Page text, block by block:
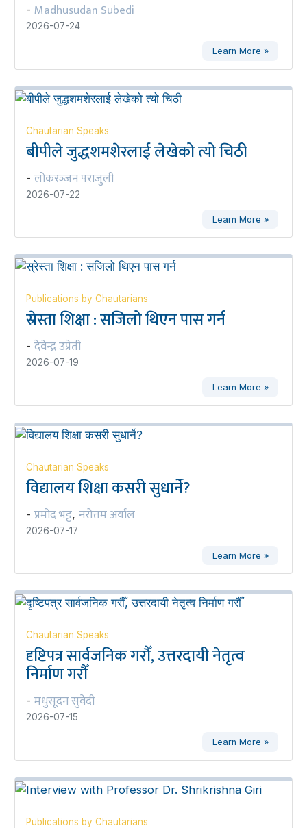
- Madhusudan Subedi
2026-07-24
Learn More »
Chautarian Speaks
बीपीले जुद्धशमशेरलाई लेखेको त्यो चिठी
- लोकरञ्‍जन पराजुली
2026-07-22
Learn More »
Publications by Chautarians
स्रेस्ता शिक्षा : सजिलो थिएन पास गर्न
- देवेन्द्र उप्रेती
2026-07-19
Learn More »
Chautarian Speaks
विद्यालय शिक्षा कसरी सुधार्ने?
- प्रमोद भट्ट, नरोत्तम अर्याल
2026-07-17
Learn More »
Chautarian Speaks
दृष्टिपत्र सार्वजनिक गरौँ, उत्तरदायी नेतृत्व
निर्माण गरौँ
- मधुसूदन सुवेदी
2026-07-15
Learn More »
Publications by Chautarians